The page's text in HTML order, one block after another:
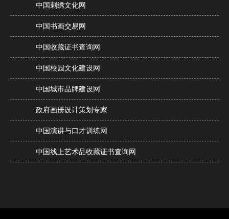
中国刺绣文化网
中国书画交易网
中国收藏证书查询网
中国校园文化建设网
中国城市品牌建设网
政府画册设计策划专家
中国演讲与口才训练网
中国线上艺术品收藏证书查询网